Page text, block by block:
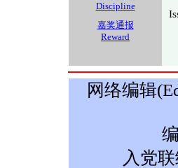
Discipline
嘉奖通报
Reward
网络编辑
入党